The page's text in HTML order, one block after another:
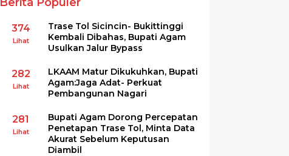
374
Lihat
Trase Tol Sicincin- Bukittinggi
Kembali Dibahas, Bupati Agam
Usulkan Jalur Bypass
282
Lihat
LKAAM Matur Dikukuhkan, Bupati
Agam:Jaga Adat- Perkuat
Pembangunan Nagari
281
Lihat
Bupati Agam Dorong Percepatan
Penetapan Trase Tol, Minta Data
Akurat Sebelum Keputusan
Diambil